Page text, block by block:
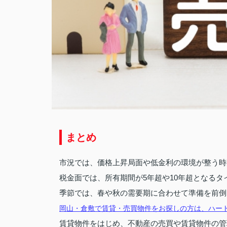
まとめ
市況では、価格上昇局面や低金利の環境が整う
税金面では、所有期間が5年超や10年超となる
季節では、春や秋の需要期に合わせて準備を前
岡山・倉敷で賃貸・売買物件をお探しの方は、ハー
賃貸物件をはじめ、不動産の売買や賃貸物件の